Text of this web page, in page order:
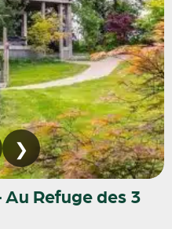
Refuge des 3